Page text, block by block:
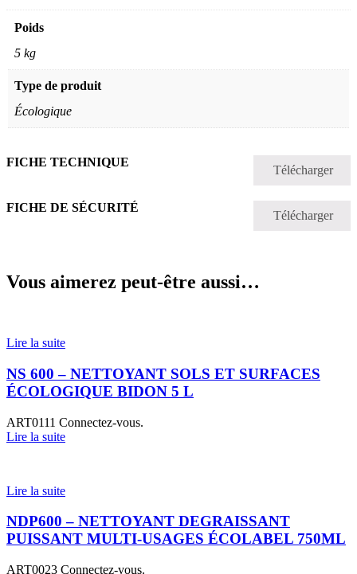
Poids
5 kg
Type de produit
Écologique
FICHE TECHNIQUE
Télécharger
FICHE DE SÉCURITÉ
Télécharger
Vous aimerez peut-être aussi…
Lire la suite
NS 600 – NETTOYANT SOLS ET SURFACES
ÉCOLOGIQUE BIDON 5 L
ART0111 Connectez-vous.
Lire la suite
Lire la suite
NDP600 – NETTOYANT DEGRAISSANT
PUISSANT MULTI-USAGES ÉCOLABEL 750ML
ART0023 Connectez-vous.